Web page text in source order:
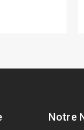
Notre